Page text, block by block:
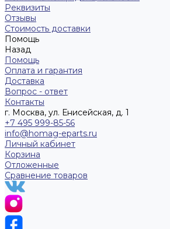
Реквизиты
Отзывы
Стоимость доставки
Помощь
Назад
Помощь
Оплата и гарантия
Доставка
Вопрос - ответ
Контакты
г. Москва, ул. Енисейская, д. 1
+7 495 999-85-56
info@homag-eparts.ru
Личный кабинет
Корзина
Отложенные
Сравнение товаров